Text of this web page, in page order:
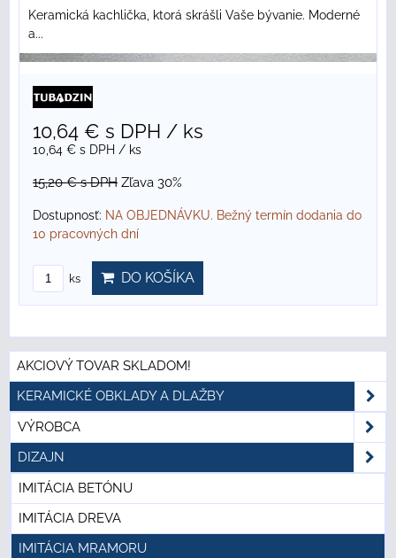
Keramická kachlička, ktorá skrášli Vaše bývanie. Moderné
a...
10,64 € s DPH / ks
10,64 € s DPH / ks
15,20 €s DPH Zľava 30%
Dostupnosť: NA OBJEDNÁVKU. Bežný termín dodania do
10 pracovných dní
ks DO KOŠÍKA
AKCIOVÝ TOVAR SKLADOM!
KERAMICKÉ OBKLADY A DLAŽBY
VÝROBCA
DIZAJN
IMITÁCIA BETÓNU
IMITÁCIA DREVA
IMITÁCIA MRAMORU